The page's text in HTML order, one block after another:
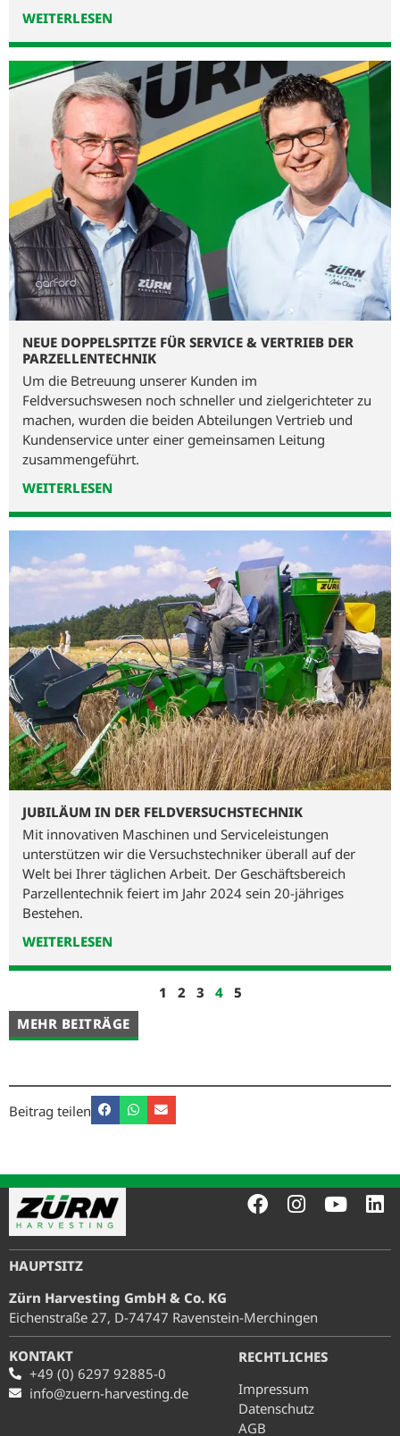
WEITERLESEN
NEUE DOPPELSPITZE FÜR SERVICE & VERTRIEB DER
PARZELLENTECHNIK
Um die Betreuung unserer Kunden im
Feldversuchswesen noch schneller und zielgerichteter zu
machen, wurden die beiden Abteilungen Vertrieb und
Kundenservice unter einer gemeinsamen Leitung
zusammengeführt.
WEITERLESEN
JUBILÄUM IN DER FELDVERSUCHSTECHNIK
Mit innovativen Maschinen und Service­leistungen
unterstützen wir die Versuchs­techniker überall auf der
Welt bei Ihrer täglichen Arbeit. Der Geschäfts­bereich
Parzellen­technik feiert im Jahr 2024 sein 20-jähriges
Bestehen.
WEITERLESEN
1 2 3 4
5
MEHR BEITRÄGE
Beitrag teilen
HAUPTSITZ
Zürn Harvesting GmbH & Co. KG
Eichenstraße 27, D-74747 Ravenstein-Merchingen
KONTAKT
+49 (0) 6297 92885-0
info@zuern-harvesting.de
RECHTLICHES
Impressum
Datenschutz
AGB